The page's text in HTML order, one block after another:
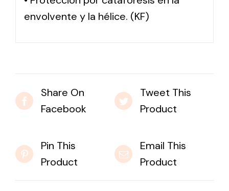
envolvente y la hélice. (KF)
Share On
Facebook
Tweet This
Product
Pin This
Product
Email This
Product